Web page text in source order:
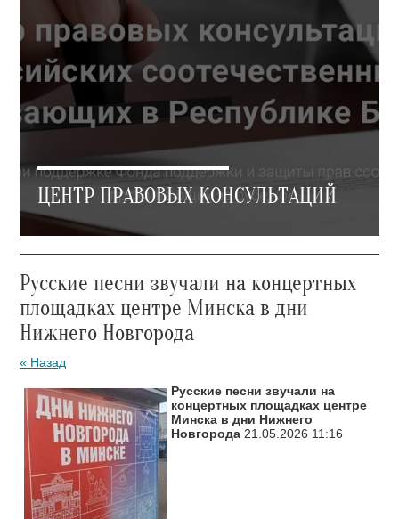
ЦЕНТР ПРАВОВЫХ КОНСУЛЬТАЦИЙ
Русские песни звучали на концертных
площадках центре Минска в дни
Нижнего Новгорода
« Назад
Русские песни звучали на
концертных площадках центре
Минска в дни Нижнего
Новгорода 21.05.2026 11:16